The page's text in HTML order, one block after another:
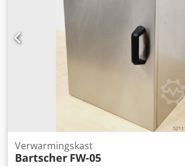
Verwarmingskast
Bartscher FW-05